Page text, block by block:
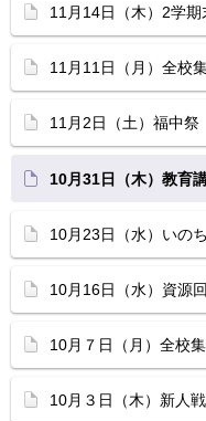
11月14日（木）2学期
11月11日（月）全校
11月2日（土）福中
10月31日（木）教育
10月23日（水）いの
10月16日（水）資源
10月７日（月）全校
10月３日（木）新人